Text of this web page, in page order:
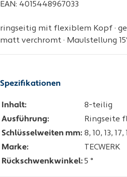
EAN: 4015448967033
ringseitig mit flexiblem Kopf ·
matt verchromt · Maulstellung
Spezifikationen
Inhalt:
8-teilig
Ausführung:
Ringseite
Schlüsselweiten mm: 8, 10, 13,
Marke:
TECWERK
Rückschwenkwinkel: 5 °